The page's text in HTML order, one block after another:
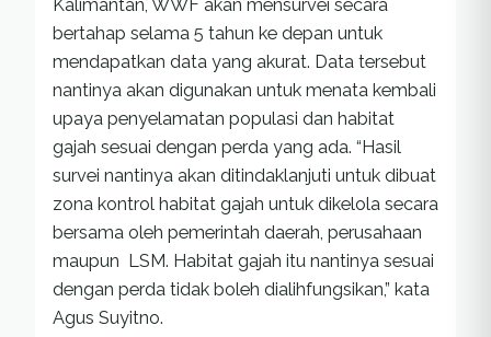
Kalimantan, WWF akan mensurvei secara
bertahap selama 5 tahun ke depan untuk
mendapatkan data yang akurat. Data tersebut
nantinya akan digunakan untuk menata kembali
upaya penyelamatan populasi dan habitat
gajah sesuai dengan perda yang ada. “Hasil
survei nantinya akan ditindaklanjuti untuk dibuat
zona kontrol habitat gajah untuk dikelola secara
bersama oleh pemerintah daerah, perusahaan
maupun LSM. Habitat gajah itu nantinya sesuai
dengan perda tidak boleh dialihfungsikan,” kata
Agus Suyitno.